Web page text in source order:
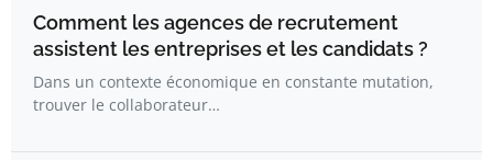
Comment les agences de recrutement
assistent les entreprises et les candidats ?
Dans un contexte économique en constante mutation,
trouver le collaborateur…